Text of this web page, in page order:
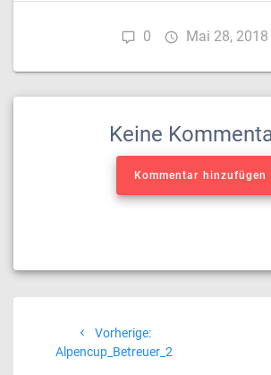
0 Mai 28, 2018
Keine
Kommentar hinzufügen
Vorherige:Vorheriger
Beitrag:
Alpencup_Betreuer_2